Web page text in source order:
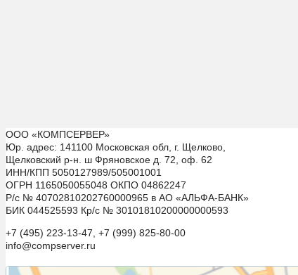
ООО «КОМПСЕРВЕР»
Юр. адрес: 141100 Московская обл, г. Щелково,
Щелковский р-н. ш Фряновское д. 72, оф. 62
ИНН/КПП 5050127989/505001001
ОГРН 1165050055048 ОКПО 04862247
Р/с № 40702810202760000965 в АО «АЛЬФА-БАНК»
БИК 044525593 Кр/с № 30101810200000000593
+7 (495) 223-13-47, +7 (999) 825-80-00
info@compserver.ru